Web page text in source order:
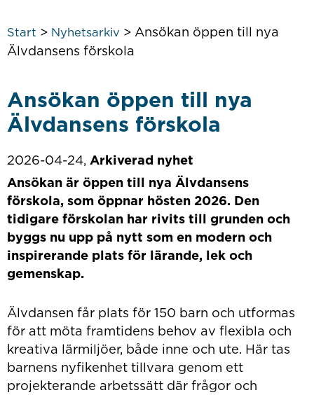
Start > Nyhetsarkiv > Ansökan öppen till nya
Älvdansens förskola
Ansökan öppen till nya
Älvdansens förskola
2026-04-24, Arkiverad nyhet
Ansökan är öppen till nya Älvdansens
förskola, som öppnar hösten 2026. Den
tidigare förskolan har rivits till grunden och
byggs nu upp på nytt som en modern och
inspirerande plats för lärande, lek och
gemenskap.
Älvdansen får plats för 150 barn och utformas
för att möta framtidens behov av flexibla och
kreativa lärmiljöer, både inne och ute. Här tas
barnens nyfikenhet tillvara genom ett
projekterande arbetssätt där frågor och